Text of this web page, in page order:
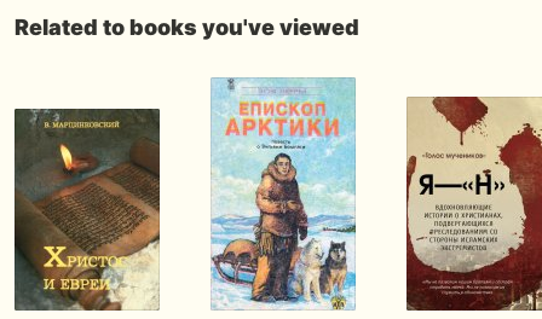
Related to books you've viewed